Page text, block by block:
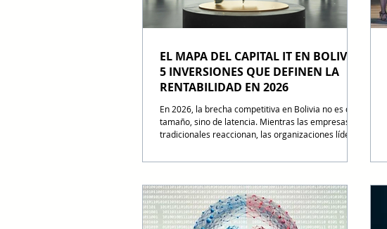
EL MAPA DEL CAPITAL IT EN BOLIVIA:
5 INVERSIONES QUE DEFINEN LA
RENTABILIDAD EN 2026
En 2026, la brecha competitiva en Bolivia no es de
tamaño, sino de latencia. Mientras las empresas
tradicionales reaccionan, las organizaciones líderes
una partida de "soporte" para convertirse en el
rentabilidad: 5 ejes clave que definen la inversión
tecnológica en Bolivia este 2026. AudioNews: Para
la alta gerencia boliviana, estas son las cinco
palancas de inversión que están sepa